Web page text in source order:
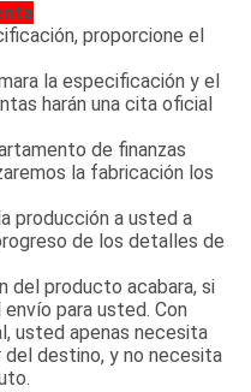
proporcione el
la especificación y el
harán una cita oficial
de finanzas
la fabricación los
producción a usted a
de los detalles de
del producto acabara, si
para usted. Con
usted apenas necesita
destino, y no necesita